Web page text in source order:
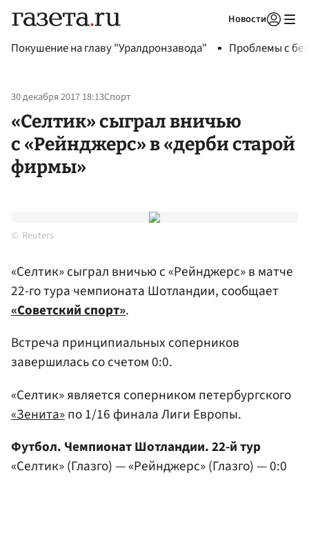
Новости
Покушение на главу "Уралдронзавода" Проблемы с
30 декабря 2017 18:13Спорт
«Селтик» сыграл вничью
с «Рейнджерс» в «дерби старой
фирмы»
Reuters
«Селтик» сыграл вничью с «Рейнджерс» в матче
22-го тура чемпионата Шотландии, сообщает
«Советский спорт».
Встреча принципиальных соперников
завершилась со счетом 0:0.
«Селтик» является соперником петербургского
«Зенита»по 1/16 финала Лиги Европы.
Футбол. Чемпионат Шотландии. 22-й тур
«Селтик» (Глазго) — «Рейнджерс» (Глазго) — 0:0